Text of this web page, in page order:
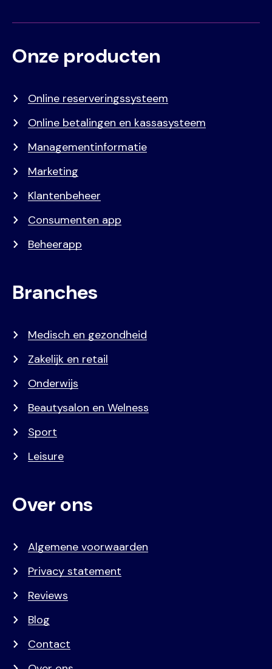
Voet
Primair
Onze producten
Online reserveringssysteem
Online betalingen en kassasysteem
Managementinformatie
Marketing
Klantenbeheer
Consumenten app
Beheerapp
Branches
Medisch en gezondheid
Zakelijk en retail
Onderwijs
Beautysalon en Welness
Sport
Leisure
Over ons
Algemene voorwaarden
Privacy statement
Reviews
Blog
Contact